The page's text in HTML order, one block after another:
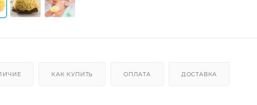
КАК КУПИТЬ ОПЛАТА ДОСТАВКА